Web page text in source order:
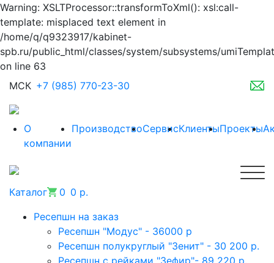
Warning: XSLTProcessor::transformToXml(): xsl:call-
template: misplaced text element in
/home/q/q9323917/kabinet-
spb.ru/public_html/classes/system/subsystems/
on line 63
МСК +7 (985) 770-23-30
О
компании
ПроизводствоСервисКлиентыПроекты
Каталог 0 0 р.
Ресепшн на заказ
Ресепшн "Модус" - 36000 р
Ресепшн полукруглый "Зенит" - 30 200 р.
Ресепшн с рейками "Зефир"- 89 220 р.